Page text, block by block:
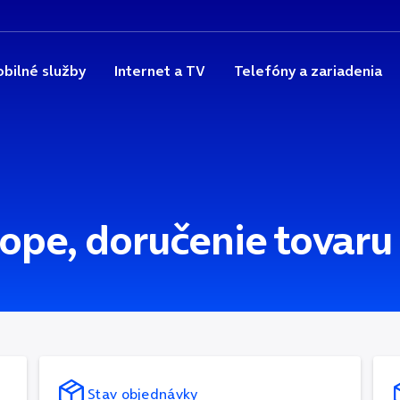
služby Internet a TV Telefóny a zariadenia
doručenie
Stav objednávky